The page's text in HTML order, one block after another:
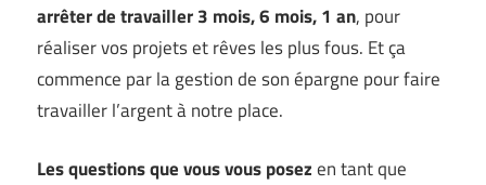
arrêter de travailler 3 mois, 6 mois, 1 an, pour
réaliser vos projets et rêves les plus fous. Et ça
commence par la gestion de son épargne pour faire
travailler l’argent à notre place.
Les questions que vous vous posezen tant que